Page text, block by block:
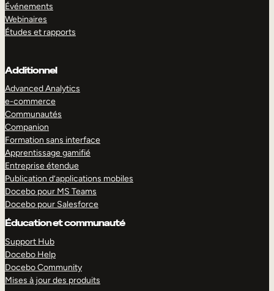
Événements
Webinaires
Études et rapports
Additionnel
Advanced Analytics
e-commerce
Communautés
Companion
Formation sans interface
Apprentissage gamifié
Entreprise étendue
Publication d’applications mobiles
Docebo pour MS Teams
Docebo pour Salesforce
Éducation et communauté
Support Hub
Docebo Help
Docebo Community
Mises à jour des produits